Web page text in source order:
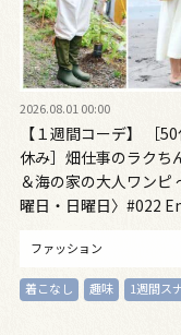
2026.08.01 00:00
【１週間コーデ】 ［
休み］畑仕事のラクち
＆海の家の大人ワンピ
曜日・日曜日〉#022
ファッション
着こなし 趣味 1週間ス